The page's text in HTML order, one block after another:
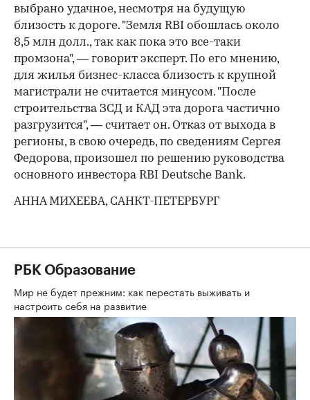
выбрано удачное, несмотря на будущую
близость к дороге. "Земля RBI обошлась около
8,5 млн долл., так как пока это все-таки
промзона", — говорит эксперт. По его мнению,
для жилья бизнес-класса близость к крупной
магистрали не считается минусом. "После
строительства ЗСД и КАД эта дорога частично
разгрузится", — считает он. Отказ от выхода в
регионы, в свою очередь, по сведениям Сергея
Федорова, произошел по решению руководства
основного инвестора RBI Deutsche Bank.
АННА МИХЕЕВА, САНКТ-ПЕТЕРБУРГ
РБК Образование
Мир не будет прежним: как перестать выживать и
настроить себя на развитие